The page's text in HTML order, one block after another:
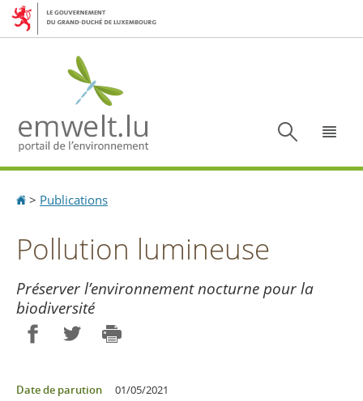
Aller
Aller
Accueil
> Publications
Pollution lumineuse
Préserver l’environnement nocturne pour la
biodiversité
Date de parution
01/05/2021